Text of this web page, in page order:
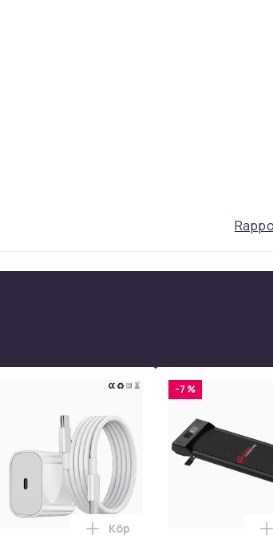
(med 3 spett)
Laddare Snabbladdare - Adapter + Kabel
Lägg till iPhone 17 / 16 / 15
Köp
-7 %